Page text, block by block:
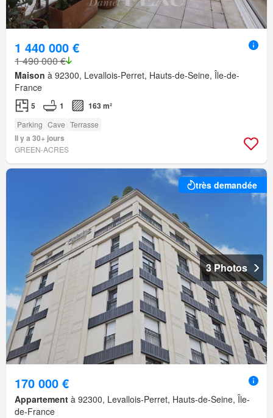
1 440 000 €
1 490 000 €
Maison à 92300, Levallois-Perret, Hauts-de-Seine, Île-de-
France
5 1 163 m²
Parking Cave Terrasse
Il y a 30+ jours
GREEN-ACRES
très demandée
3 Photos
170 000 €
Appartement à 92300, Levallois-Perret, Hauts-de-Seine, Île-
de-France